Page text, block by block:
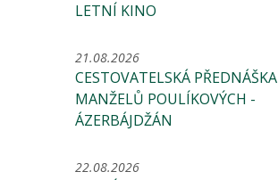
LETNÍ KINO
21.08.2026
CESTOVATELSKÁ PŘEDNÁŠKA
MANŽELŮ POULÍKOVÝCH -
ÁZERBÁJDŽÁN
22.08.2026